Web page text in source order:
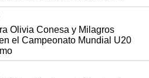
Olivia Conesa y Milagros
el Campeonato Mundial U20